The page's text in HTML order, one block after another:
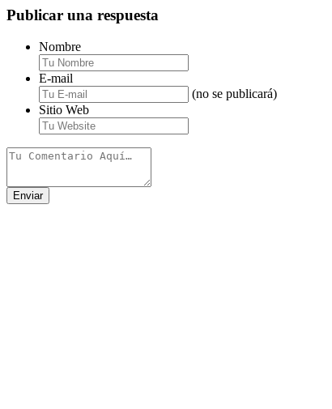
Publicar una respuesta
Nombre
E-mail
(no se publicará)
Sitio Web